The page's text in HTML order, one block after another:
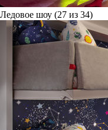
Ледовое шоу (27 из 34)